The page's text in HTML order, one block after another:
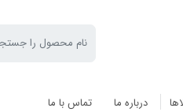
درباره ما تماس با ما